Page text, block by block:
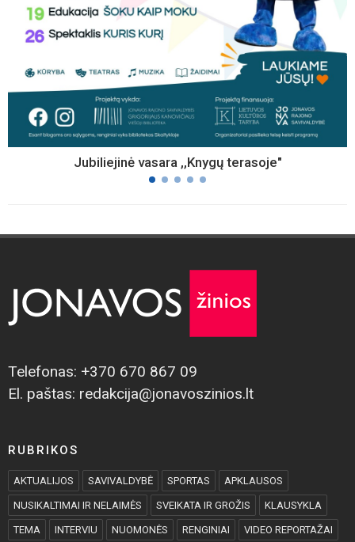
Jubiliejinė vasara ,,Knygų terasoje"
Telefonas: +370 670 867 09
El. paštas: redakcija@jonavoszinios.lt
RUBRIKOS
AKTUALIJOS SAVIVALDYBĖ SPORTAS APKLAUSOS
NUSIKALTIMAI IR NELAIMĖS SVEIKATA IR GROŽIS KLAUSYKLA
TEMA INTERVIU NUOMONĖS RENGINIAI VIDEO REPORTAŽAI